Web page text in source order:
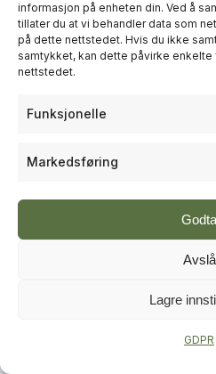
informasjon på enheten din. Ved å
tillater du at vi behandler data som
på dette nettstedet. Hvis du ikke
samtykket, kan dette påvirke
nettstedet.
Funksjonelle
Markedsføring
Godta
Avslå
Lagre
GDPR
RÅDGIVNING
én milliard kroner